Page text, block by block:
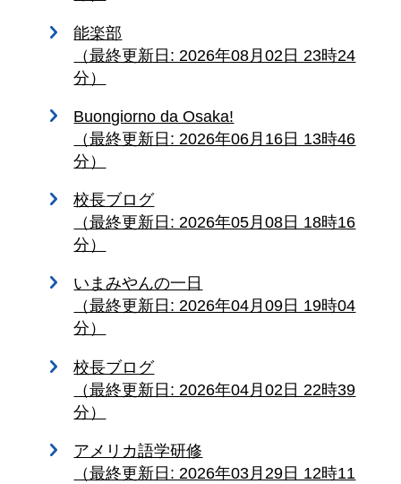
能楽部
（最終更新日: 2026年08月02日 23時24
分）
Buongiorno da Osaka!
（最終更新日: 2026年06月16日 13時46
分）
校長ブログ
（最終更新日: 2026年05月08日 18時16
分）
いまみやんの一日
（最終更新日: 2026年04月09日 19時04
分）
校長ブログ
（最終更新日: 2026年04月02日 22時39
分）
アメリカ語学研修
（最終更新日: 2026年03月29日 12時11